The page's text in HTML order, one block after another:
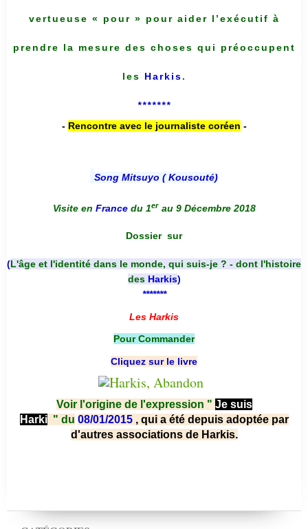
vertueuse « pour » pour aider l’exécutif à
prendre la mesure des choses qui préoccupent
les Harkis.
*******
- Rencontre avec le journaliste coréen -
Song Mitsuyo ( Kousouté)
Visite en France du 1er au 9 Décembre 2018
Dossier sur
(L'âge et l'identité dans le monde, qui suis-je ? - dont l'histoire
des Harkis)
*******
Les Harkis
Pour Commander
Cliquez sur le livre
Voir l'origine de l'expression " Je suis
Harki " du 08/01/2015 , qui a été depuis adoptée par
d'autres associations de Harkis.